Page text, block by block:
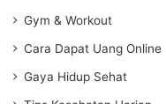
Gym & Workout
Cara Dapat Uang Online
Gaya Hidup Sehat